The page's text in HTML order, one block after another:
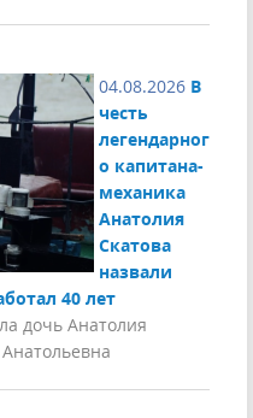
04.08.2026 В
честь
легендарног
о капитана-
механика
Анатолия
Скатова
назвали
40 лет
дочь Анатолия